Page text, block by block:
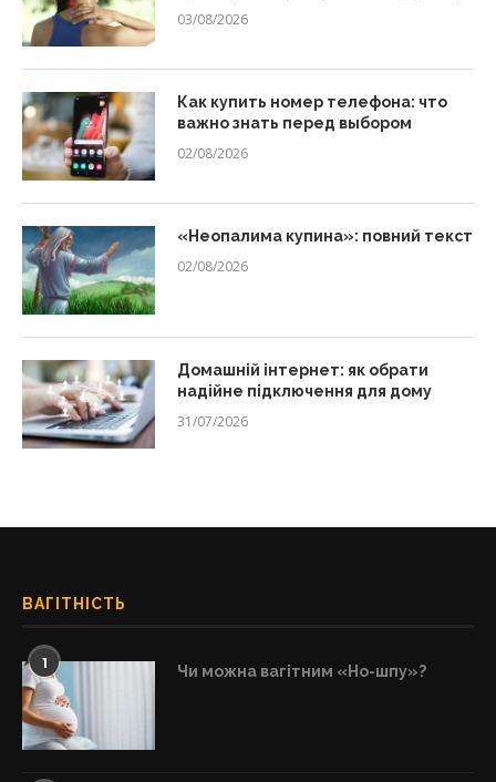
03/08/2026
Как купить номер телефона: что
важно знать перед выбором
02/08/2026
«Неопалима купина»: повний текст
02/08/2026
Домашній інтернет: як обрати
надійне підключення для дому
31/07/2026
ВАГІТНІСТЬ
1 Чи можна вагітним «Но-шпу»?